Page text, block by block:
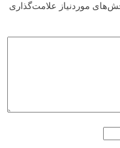
موردنیاز علامت‌گذاری